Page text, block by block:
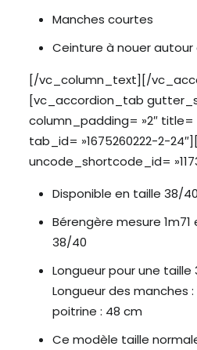
Manches courtes
Ceinture à nouer autour
[/vc_column_text][/
[vc_accordion_tab
column_padding= »2″ title=
tab_id= »1675260222-2-
uncode_shortcode_id=
Disponible en taille 38/40
Bérengère mesure
38/40
Longueur pour une taille
Longueur des manches
poitrine : 48 cm
Ce modèle taille